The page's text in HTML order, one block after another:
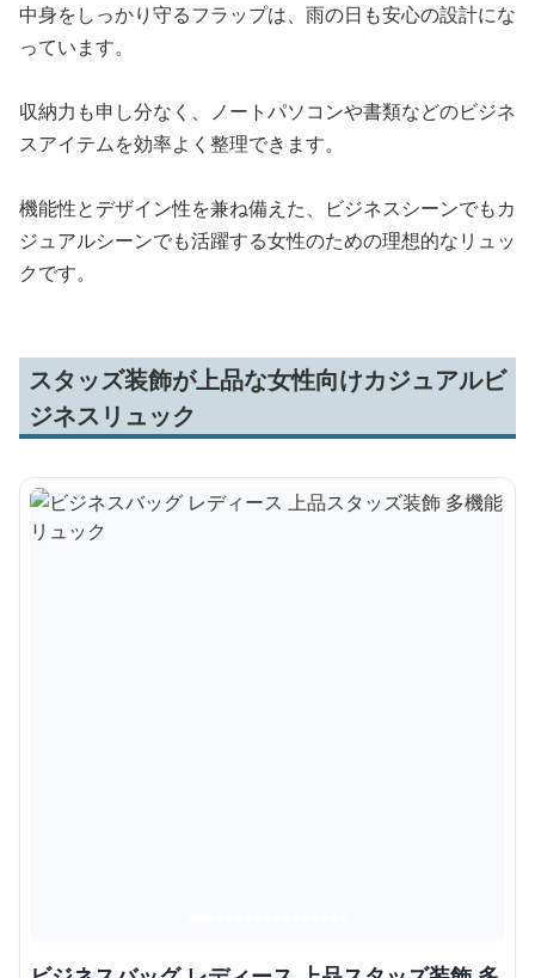
中身をしっかり守るフラップは、雨の日も安心の設計にな
っています。
収納力も申し分なく、ノートパソコンや書類などのビジネ
スアイテムを効率よく整理できます。
機能性とデザイン性を兼ね備えた、ビジネスシーンでもカ
ジュアルシーンでも活躍する女性のための理想的なリュッ
クです。
スタッズ装飾が上品な女性向けカジュアルビ
ジネスリュック